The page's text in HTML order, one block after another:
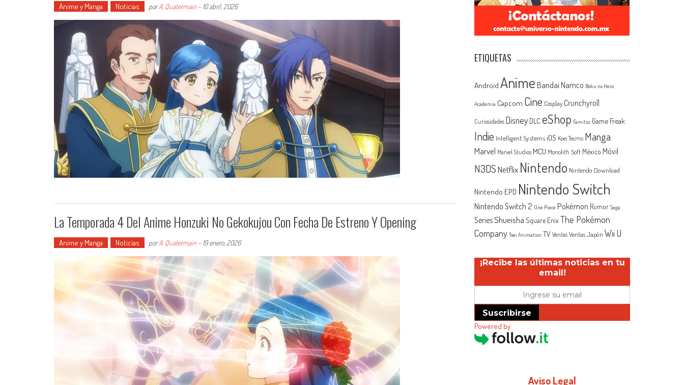
Anime y Manga Noticias porA. Quatermain - 10 abril, 2026
La Temporada 4 Del Anime Honzuki No Gekokujou Con Fecha De Estreno Y Opening
Anime y Manga Noticias porA. Quatermain - 19 enero, 2026
ETIQUETAS
Android Anime Bandai Namco Boku no Hero
Academia Capcom Cine Cosplay Crunchyroll
Curiosidades Disney DLC eShop Famitsu Game Freak
Indie Intelligent Systems iOS Koei Tecmo Manga
Marvel Marvel Studios MCU Monolith Soft México Móvil
N3DSNetflix Nintendo Nintendo Download
Nintendo EPD Nintendo Switch
Nintendo Switch 2 One Piece Pokémon Rumor Sega
SeriesShueisha Square EnixThe Pokémon
Company Toei Animation TV Ventas Ventas Japón Wii U
¡Recibe las últimas noticias en tu
email!
Suscribirse
Powered by
Aviso Legal